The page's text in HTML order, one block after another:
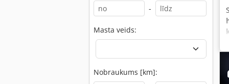
-
Masta veids:
Nobraukums [km]: